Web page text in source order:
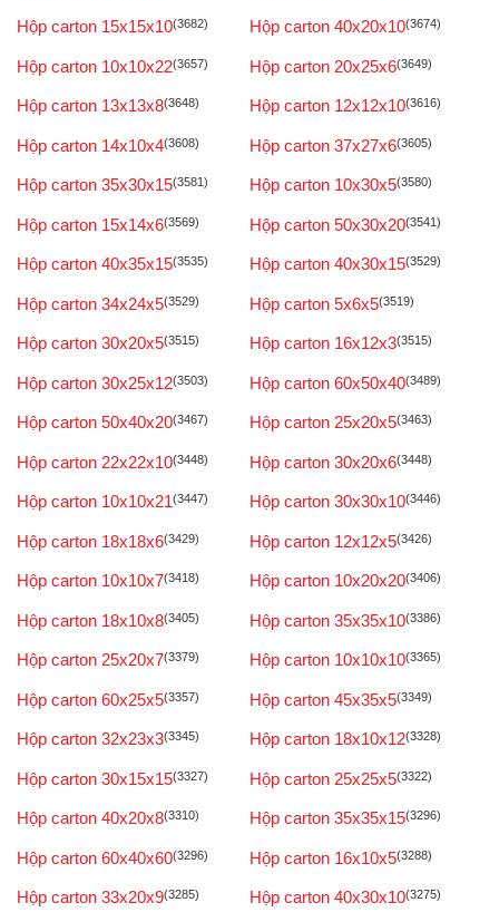
Hộp carton 15x15x10(3682) Hộp carton 40x20x10(3674)
Hộp carton 10x10x22(3657) Hộp carton 20x25x6(3649)
Hộp carton 13x13x8(3648) Hộp carton 12x12x10(3616)
Hộp carton 14x10x4(3608) Hộp carton 37x27x6(3605)
Hộp carton 35x30x15(3581) Hộp carton 10x30x5(3580)
Hộp carton 15x14x6(3569) Hộp carton 50x30x20(3541)
Hộp carton 40x35x15(3535) Hộp carton 40x30x15(3529)
Hộp carton 34x24x5(3529) Hộp carton 5x6x5(3519)
Hộp carton 30x20x5(3515) Hộp carton 16x12x3(3515)
Hộp carton 30x25x12(3503) Hộp carton 60x50x40(3489)
Hộp carton 50x40x20(3467) Hộp carton 25x20x5(3463)
Hộp carton 22x22x10(3448) Hộp carton 30x20x6(3448)
Hộp carton 10x10x21(3447) Hộp carton 30x30x10(3446)
Hộp carton 18x18x6(3429) Hộp carton 12x12x5(3426)
Hộp carton 10x10x7(3418) Hộp carton 10x20x20(3406)
Hộp carton 18x10x8(3405) Hộp carton 35x35x10(3386)
Hộp carton 25x20x7(3379) Hộp carton 10x10x10(3365)
Hộp carton 60x25x5(3357) Hộp carton 45x35x5(3349)
Hộp carton 32x23x3(3345) Hộp carton 18x10x12(3328)
Hộp carton 30x15x15(3327) Hộp carton 25x25x5(3322)
Hộp carton 40x20x8(3310) Hộp carton 35x35x15(3296)
Hộp carton 60x40x60(3296) Hộp carton 16x10x5(3288)
Hộp carton 33x20x9(3285) Hộp carton 40x30x10(3275)